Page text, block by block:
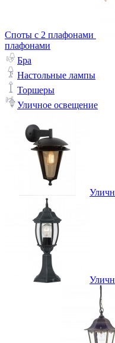
Споты с 2 плафонами
плафонами
Бра
Настольные лампы
Торшеры
Уличное освещение